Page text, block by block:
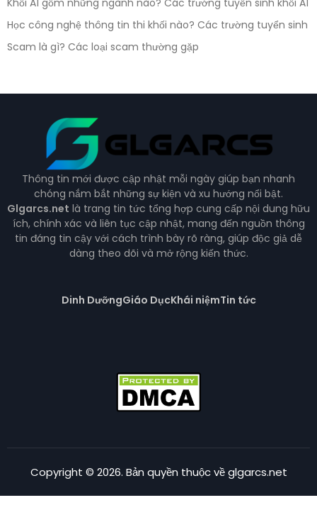
Khối A1 gồm những ngành nào? Các trường tuyển sinh khối A1
Học công nghệ thông tin thi khối nào? Các trường tuyển sinh
Scam là gì? Các loại scam thường gặp
Thông tin mới được cập nhật mỗi ngày giúp bạn nhanh
chóng nắm bắt những sự kiện và xu hướng nổi bật.
Glgarcs.net là trang tin tức tổng hợp cung cấp nội dung hữu
ích, chính xác và liên tục cập nhật, mang đến nguồn thông
tin đáng tin cậy với cách trình bày rõ ràng, giúp độc giả dễ
dàng theo dõi và mở rộng kiến thức.
Dinh DưỡngGiáo DụcKhái niệmTin tức
Copyright © 2026. Bản quyền thuộc về glgarcs.net